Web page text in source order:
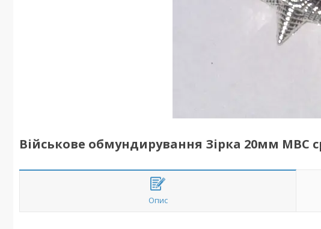
Військове обмундирування Зірка 20мм МВС
Опис